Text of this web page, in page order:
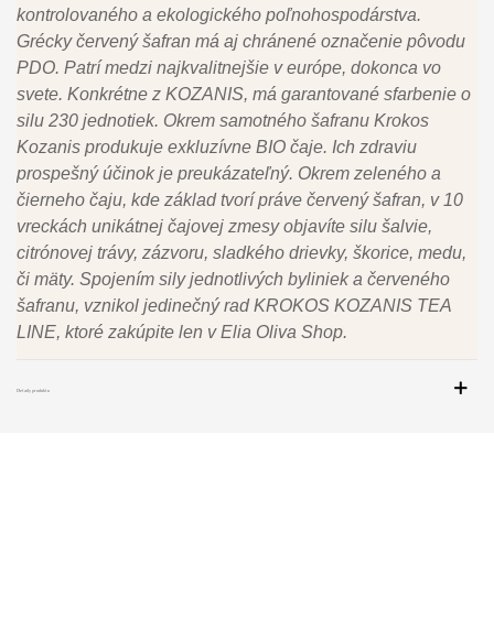
kontrolovaného a ekologického poľnohospodárstva.
Grécky červený šafran má aj chránené označenie pôvodu
PDO. Patrí medzi najkvalitnejšie v európe, dokonca vo
svete. Konkrétne z KOZANIS, má garantované sfarbenie o
silu 230 jednotiek. Okrem samotného šafranu Krokos
Kozanis produkuje exkluzívne BIO čaje. Ich zdraviu
prospešný účinok je preukázateľný. Okrem zeleného a
čierneho čaju, kde základ tvorí práve červený šafran, v 10
vreckách unikátnej čajovej zmesy objavíte silu šalvie,
citrónovej trávy, zázvoru, sladkého drievky, škorice, medu,
či mäty. Spojením sily jednotlivých byliniek a červeného
šafranu, vznikol jedinečný rad KROKOS KOZANIS TEA
LINE, ktoré zakúpite len v Elia Oliva Shop.
Detaily produktu